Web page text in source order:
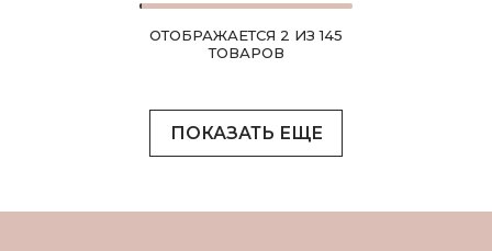
ОТОБРАЖАЕТСЯ 2 ИЗ 145
ТОВАРОВ
ПОКАЗАТЬ ЕЩЕ